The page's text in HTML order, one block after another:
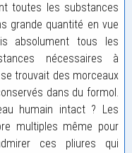
toutes les substances
grande quantité en vue
absolument tous les
nécessaires à
trouvait des morceaux
dans du formol.
humain intact ? Les
multiples même pour
ces pliures qui